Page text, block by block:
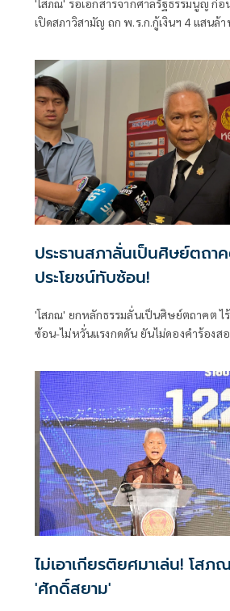
เปิดสภาวิสามัญ ถก พ.ร.ก.กู้เงินฯ 4 แสนล้า
ประธานสภาลั่นเป็นศิษย์ตถา
ประโยชน์ทับซ้อน!
'โสภณ' ยกหลักธรรมลั่นเป็นศิษย์ตถาคต ไ
ซ้อน-ไม่หวั่นแรงกดดัน ยันไม่ดองคำร้อง
กฎหมายไม่ใช่อารมณ์
ไม่เอาเกียรติยศมาเล่น! โส
'ศักดิ์สยาม'